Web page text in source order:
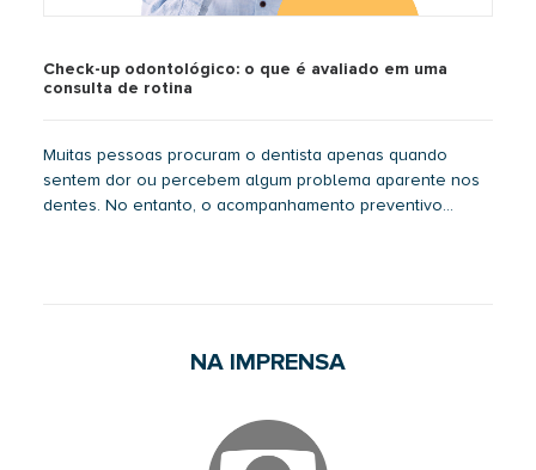
Check-up odontológico: o que é avaliado em uma
consulta de rotina
Muitas pessoas procuram o dentista apenas quando
sentem dor ou percebem algum problema aparente nos
dentes. No entanto, o acompanhamento preventivo…
NA IMPRENSA